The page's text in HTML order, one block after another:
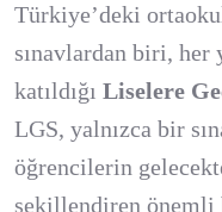
Türkiye’deki
sınavlardan biri,
katıldığı Liselere
LGS, yalnızca bir
öğrencilerin
şekillendiren önemli